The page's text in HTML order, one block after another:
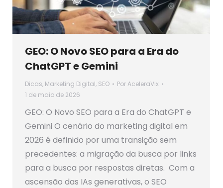
GEO: O Novo SEO para a Era do
ChatGPT e Gemini
Dicas, Marketing Digital, SEO PorAceleraVix
1 de maio de 2026
GEO: O Novo SEO para a Era do ChatGPT e
Gemini O cenário do marketing digital em
2026 é definido por uma transição sem
precedentes: a migração da busca por links
para a busca por respostas diretas. Com a
ascensão das IAs generativas, o SEO